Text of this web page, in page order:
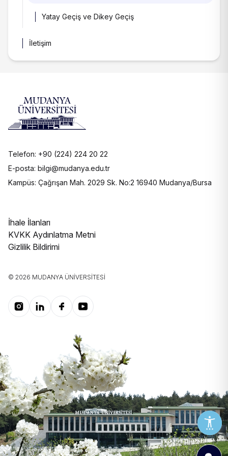
Döküman ve Formlar
İletişim
Engelsiz Yaşam
Kampüs Planı
Yatay Geçiş ve Dikey Geçiş
İletişim
Telefon: +90 (224) 224 20 22
E-posta: bilgi@mudanya.edu.tr
Kampüs: Çağrışan Mah. 2029 Sk. No:2 16940 Mudanya/Bursa
İhale İlanları
KVKK Aydınlatma Metni
Gizlilik Bildirimi
© 2026 MUDANYA ÜNIVERSITESI